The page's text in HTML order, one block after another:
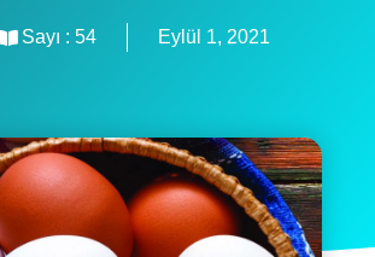
Sayı : 54 Eylül 1, 2021